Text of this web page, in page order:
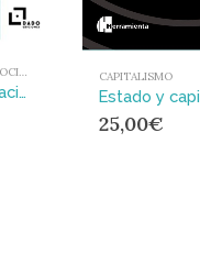
PRÁCTICAS POLÍTICAS Y SOCIALES
Republicanismo, Nacionalismo y Populismo como formas de la política contemporánea
CAPITALISMO
25,00€